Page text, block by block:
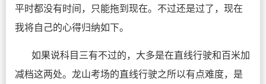
平时都没有时间，只能拖到现在。不过还是过了，现在
我将自己的心得归纳如下。
如果说科目三有不过的，大多是在直线行驶和百米加
减档这两处。龙山考场的直线行驶之所以有点难度，是